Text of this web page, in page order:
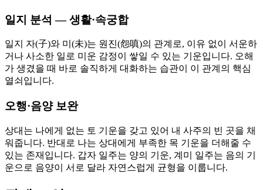
일지 분석 — 생활·속궁합
일지 자(子)와 미(未)는 원진(怨嗔)의 관계로, 이유 없이 서운하
거나 사소한 일로 미운 감정이 쌓일 수 있는 기운입니다. 오해
가 생겼을 때 바로 솔직하게 대화하는 습관이 이 관계의 핵심
열쇠입니다.
오행·음양 보완
상대는 나에게 없는 토 기운을 갖고 있어 내 사주의 빈 곳을 채
워줍니다. 반대로 나는 상대에게 부족한 목 기운을 더해줄 수
있는 존재입니다. 갑자 일주는 양의 기운, 계미 일주는 음의 기
운으로 음양이 서로 달라 자연스럽게 균형을 이룹니다.